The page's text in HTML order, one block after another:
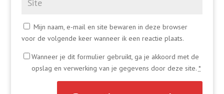
Mijn naam, e-mail en site bewaren in deze browser
voor de volgende keer wanneer ik een reactie plaats.
Wanneer je dit formulier gebruikt, ga je akkoord met de
opslag en verwerking van je gegevens door deze site. *